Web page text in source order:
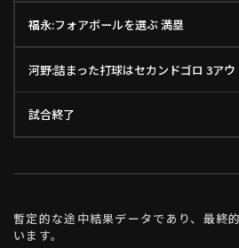
福永:フォアボールを選ぶ 満塁
河野:詰まった打球はセカンドゴロ 3アウ
試合終了
暫定的な途中結果データであり、最終
います。